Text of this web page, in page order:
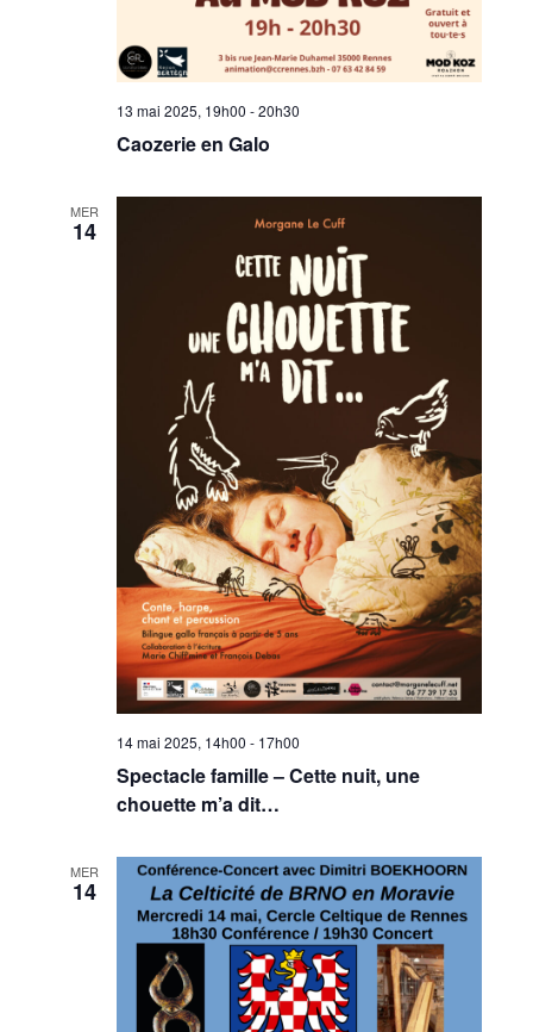
13 mai 2025, 19h00 -20h30
Caozerie en Galo
MER
14
14 mai 2025, 14h00 - 17h00
Spectacle famille – Cette nuit, une
chouette m’a dit…
MER
14